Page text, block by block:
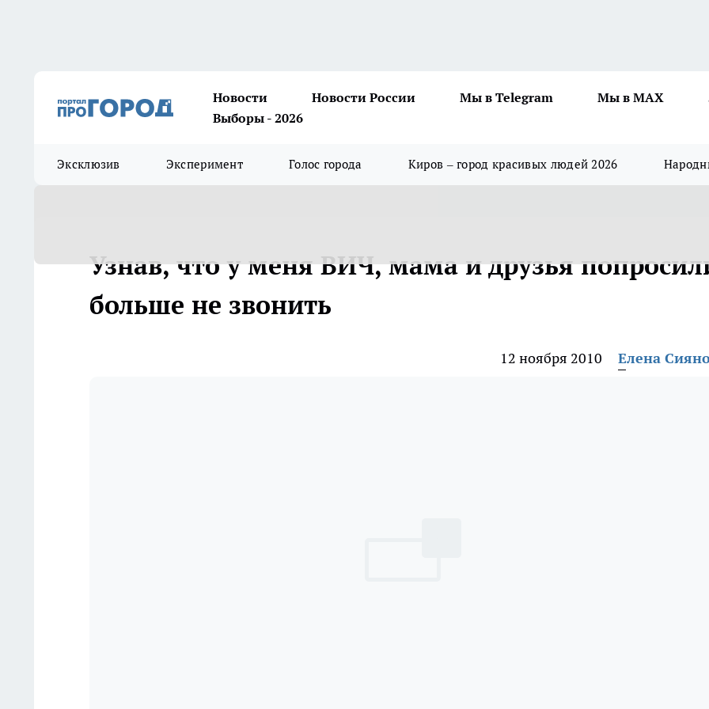
Новости Новости России Мы в Telegram Мы в MAX
Выборы - 2026
Эксклюзив Эксперимент Голос города Киров – город красивых людей 2026
Узнав, что у меня ВИЧ, мама и друзья
больше не звонить
12 ноября 2010 Елена